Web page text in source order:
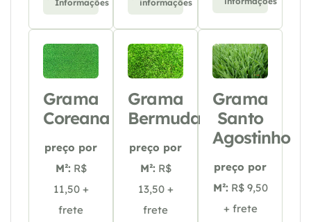
Informações
informações
Grama
Coreana
preço por
M²: R$
11,50 +
frete
Grama
Bermuda
preço por
M²: R$
13,50 +
frete
Grama
Santo
Agostinho
preço por
M²: R$ 9,50
+ frete